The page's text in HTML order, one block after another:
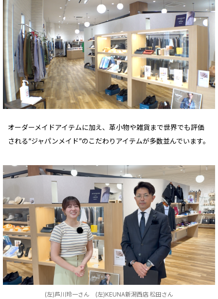
オーダーメイドアイテムに加え、革小物や雑貨まで世界でも評価
される“ジャパンメイド”のこだわりアイテムが多数並んでいます。
(左)芦川玲一さん (左)KEUNA新潟西店 松田さん